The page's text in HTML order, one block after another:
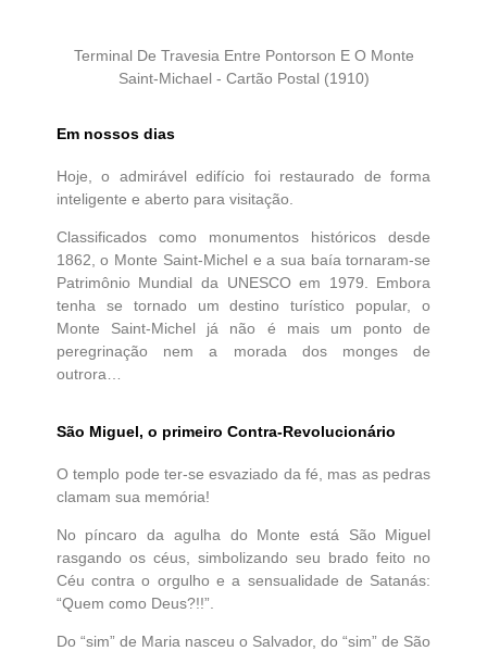
Terminal De Travesia Entre Pontorson E O Monte
Saint-Michael - Cartão Postal (1910)
Em nossos dias
Hoje, o admirável edifício foi restaurado de forma
inteligente e aberto para visitação.
Classificados como monumentos históricos desde
1862, o Monte Saint-Michel e a sua baía tornaram-se
Patrimônio Mundial da UNESCO em 1979. Embora
tenha se tornado um destino turístico popular, o
Monte Saint-Michel já não é mais um ponto de
peregrinação nem a morada dos monges de
outrora…
São Miguel, o primeiro Contra-Revolucionário
O templo pode ter-se esvaziado da fé, mas as pedras
clamam sua memória!
No píncaro da agulha do Monte está São Miguel
rasgando os céus, simbolizando seu brado feito no
Céu contra o orgulho e a sensualidade de Satanás:
“Quem como Deus?!!”.
Do “sim” de Maria nasceu o Salvador, do “sim” de São